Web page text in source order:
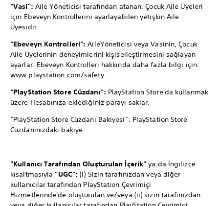
"Vasi": Aile Yöneticisi tarafından atanan, Çocuk Aile Üyeleri
için Ebeveyn Kontrollerini ayarlayabilen yetişkin Aile
Üyesidir.
"Ebeveyn Kontrolleri":AileYöneticisi veya Vasinin, Çocuk
Aile Üyelerinin deneyimlerini kişiselleştirmesini sağlayan
ayarlar. Ebeveyn Kontrolleri hakkında daha fazla bilgi için:
www.playstation.com/safety.
"PlayStation Store Cüzdanı": PlayStation Store'da kullanmak
üzere Hesabınıza eklediğiniz parayı saklar.
“PlayStation Store Cüzdanı Bakiyesi”: PlayStation Store
Cüzdanınızdaki bakiye.
"Kullanıcı Tarafından Oluşturulan İçerik" ya da İngilizce
kısaltmasıyla "UGC":(i) Sizin tarafınızdan veya diğer
kullanıcılar tarafından PlayStation Çevrimiçi
Hizmetlerinde'de oluşturulan ve/veya (ii) sizin tarafınızdan